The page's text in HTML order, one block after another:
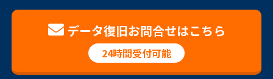
データ復旧お問合せはこちら
24時間受付可能